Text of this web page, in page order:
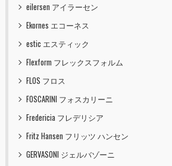
eilersen アイラーセン
Ekornes エコーネス
estic エスティック
Flexform フレックスフォルム
FLOS フロス
FOSCARINI フォスカリーニ
Fredericia フレデリシア
Fritz Hansen フリッツ ハンセン
GERVASONI ジェルバゾーニ